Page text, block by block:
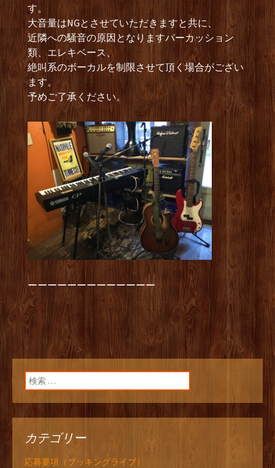
す。
大音量はNGとさせていただきますと共に、
近隣への騒音の原因となりますパーカッション
類、エレキベース、
絶叫系のボーカルを制限させて頂く場合がござい
ます。
予めご了承ください。
ーーーーーーーーーーーーー
検索:
カテゴリー
応募要項（ブッキングライブ）